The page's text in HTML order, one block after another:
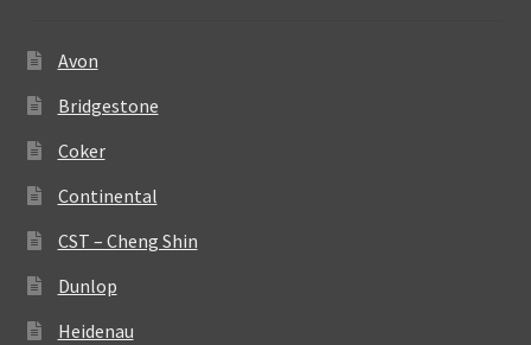
Avon
Bridgestone
Coker
Continental
CST – Cheng Shin
Dunlop
Heidenau